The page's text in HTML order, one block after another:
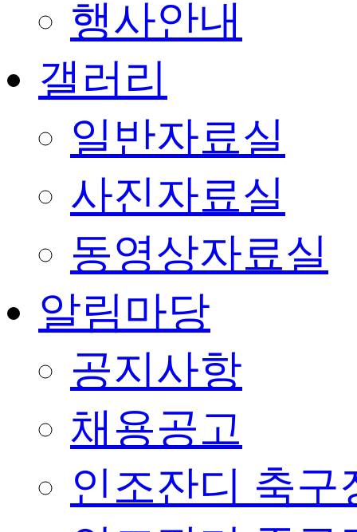
행사안내
갤러리
일반자료실
사진자료실
동영상자료실
알림마당
공지사항
채용공고
인조잔디 축구